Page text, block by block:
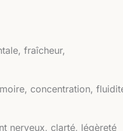
fraîcheur,
concentration,
nerveux, clarté, légèreté